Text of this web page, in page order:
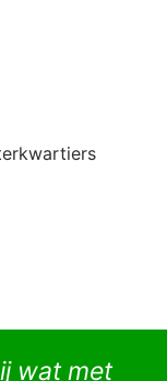
wat met